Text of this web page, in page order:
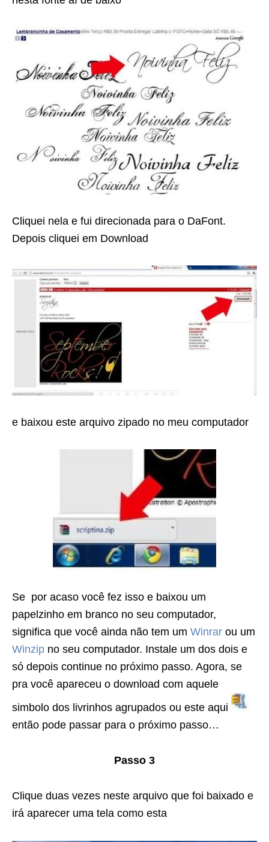
Cliquei nela e fui direcionada para o DaFont.
Depois cliquei em Download
e baixou este arquivo zipado no meu computador
Se por acaso você fez isso e baixou um
papelzinho em branco no seu computador,
significa que você ainda não tem um Winrar ou um
Winzip no seu computador. Instale um dos dois e
só depois continue no próximo passo. Agora, se
pra você apareceu o download com aquele
simbolo dos livrinhos agrupados ou este aqui
então pode passar para o próximo passo…
Passo 3
Clique duas vezes neste arquivo que foi baixado e
irá aparecer uma tela como esta